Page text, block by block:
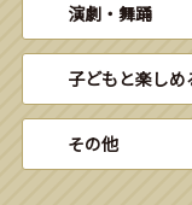
演劇・舞踊
子どもと楽しめ
その他